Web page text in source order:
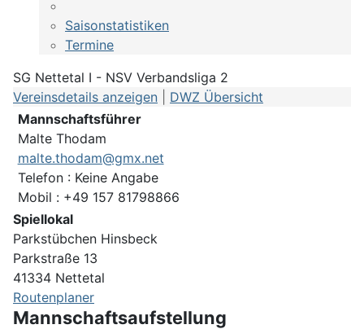
Saisonstatistiken
Termine
SG Nettetal I - NSV Verbandsliga 2
Vereinsdetails anzeigen
DWZ Übersicht
Mannschaftsführer
Malte Thodam
malte.thodam@gmx.net
Telefon : Keine Angabe
Mobil : +49 157 81798866
Spiellokal
Parkstübchen Hinsbeck
Parkstraße 13
41334 Nettetal
Routenplaner
Mannschaftsaufstellung